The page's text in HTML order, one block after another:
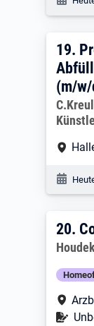
19.
19.
(m/
20.
20.